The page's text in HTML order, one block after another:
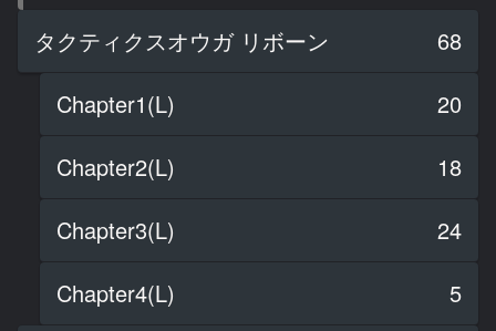
タクティクスオウガ リボーン
68
Chapter1(L)
20
Chapter2(L)
18
Chapter3(L)
24
Chapter4(L)
5